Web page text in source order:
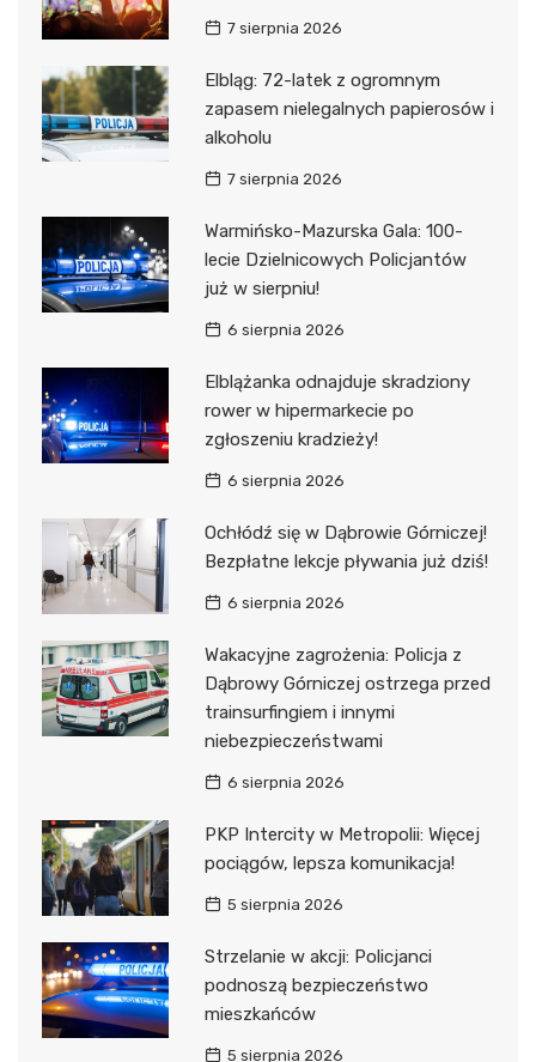
7 sierpnia 2026
Elbląg: 72-latek z ogromnym
zapasem nielegalnych papierosów i
alkoholu
7 sierpnia 2026
Warmińsko-Mazurska Gala: 100-
lecie Dzielnicowych Policjantów
już w sierpniu!
6 sierpnia 2026
Elblążanka odnajduje skradziony
rower w hipermarkecie po
zgłoszeniu kradzieży!
6 sierpnia 2026
Ochłódź się w Dąbrowie Górniczej!
Bezpłatne lekcje pływania już dziś!
6 sierpnia 2026
Wakacyjne zagrożenia: Policja z
Dąbrowy Górniczej ostrzega przed
trainsurfingiem i innymi
niebezpieczeństwami
6 sierpnia 2026
PKP Intercity w Metropolii: Więcej
pociągów, lepsza komunikacja!
5 sierpnia 2026
Strzelanie w akcji: Policjanci
podnoszą bezpieczeństwo
mieszkańców
5 sierpnia 2026